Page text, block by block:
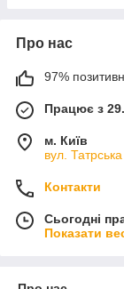
Про нас
97%
Працює з
м. Київ
вул.
Контакти
Сьогодні
Показати